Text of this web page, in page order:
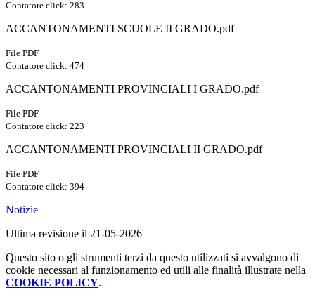
Contatore click: 283
ACCANTONAMENTI SCUOLE II GRADO.pdf
File PDF
Contatore click: 474
ACCANTONAMENTI PROVINCIALI I GRADO.pdf
File PDF
Contatore click: 223
ACCANTONAMENTI PROVINCIALI II GRADO.pdf
File PDF
Contatore click: 394
Notizie
Ultima revisione il 21-05-2026
Questo sito o gli strumenti terzi da questo utilizzati si avvalgono di
cookie necessari al funzionamento ed utili alle finalità illustrate nella
COOKIE POLICY.